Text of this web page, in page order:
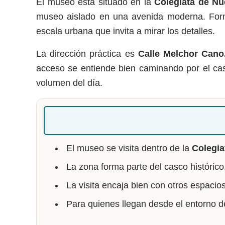
El museo está situado en laColegiata de
museo aislado en una avenida moderna.
escala urbana que invita a mirar los detalles.
La dirección práctica es Calle Melchor
acceso se entiende bien caminando por el
volumen del día.
El museo se visita dentro de la
La zona forma parte del casco
La visita encaja bien con otros
Para quienes llegan desde el entorno